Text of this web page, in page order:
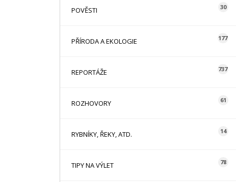
POVĚSTI 30
PŘÍRODA A EKOLOGIE 177
REPORTÁŽE 737
ROZHOVORY 61
RYBNÍKY, ŘEKY, ATD. 14
TIPY NA VÝLET 78